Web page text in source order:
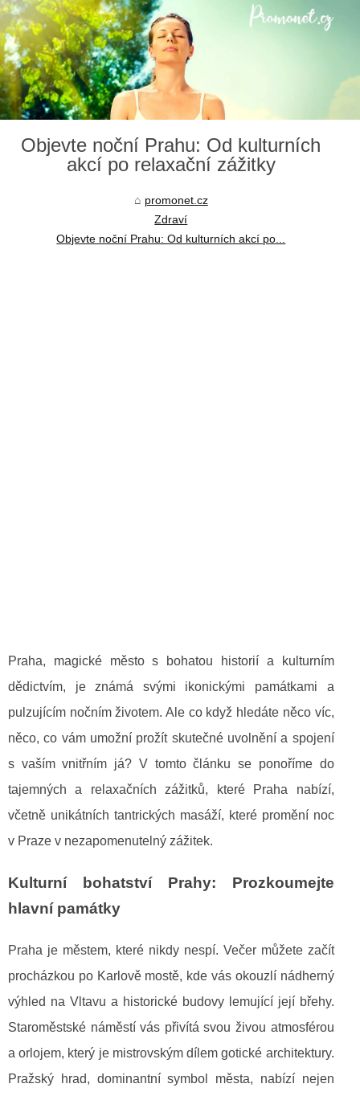
Objevte noční Prahu: Od kulturních
akcí po relaxační zážitky
promonet.cz
Zdraví
Objevte noční Prahu: Od kulturních akcí po...
Praha, magické město s bohatou historií a kulturním
dědictvím, je známá svými ikonickými památkami a
pulzujícím nočním životem. Ale co když hledáte něco víc,
něco, co vám umožní prožít skutečné uvolnění a spojení
s vaším vnitřním já? V tomto článku se ponoříme do
tajemných a relaxačních zážitků, které Praha nabízí,
včetně unikátních tantrických masáží, které promění noc
v Praze v nezapomenutelný zážitek.
Kulturní bohatství Prahy: Prozkoumejte
hlavní památky
Praha je městem, které nikdy nespí. Večer můžete začít
procházkou po Karlově mostě, kde vás okouzlí nádherný
výhled na Vltavu a historické budovy lemující její břehy.
Staroměstské náměstí vás přivítá svou živou atmosférou
a orlojem, který je mistrovským dílem gotické architektury.
Pražský hrad, dominantní symbol města, nabízí nejen